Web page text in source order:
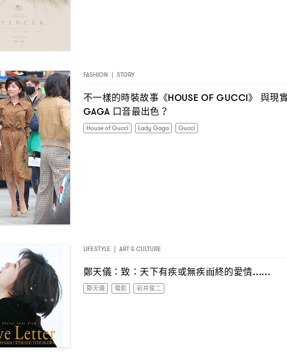
FASHION | STORY
不一樣的時裝故事《HOUSE OF GUCCI》 與現
GAGA 口音最出色？
House of Gucci Lady Gaga Gucci
LIFESTYLE | ART & CULTURE
鄭天儀 ：致 ： 天下有疾或無疾而終的愛情……
鄭天儀 電影 岩井俊二